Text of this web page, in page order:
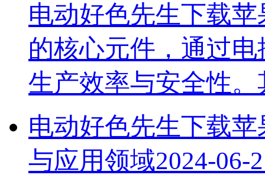
电动好色先生下载
的核心元件，通过
生产效率与安全性
电动好色先生下载苹
与应用领域2024-06-